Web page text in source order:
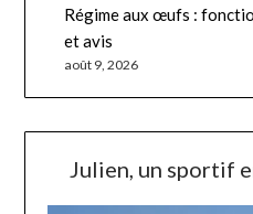
Régime aux œufs :
et avis
août 9, 2026
Julien, un sportif